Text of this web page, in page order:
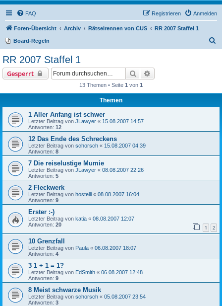
FAQ Anmelden
Registrieren
Foren-Übersicht Archiv Rätselrennen von CUS RR 2007 Staffel 1
Board-Regeln
RR 2007 Staffel 1
Gesperrt Suche
13 Themen • Seite 1 von 1
Themen
1 Aller Anfang ist schwer
Letzter Beitrag von JLawyer « 15.08.2007 14:57
Antworten: 12
12 Das Ende des Schreckens
Letzter Beitrag von schorsch « 15.08.2007 04:39
Antworten: 8
7 Die reiselustige Mumie
Letzter Beitrag von JLawyer « 08.08.2007 22:26
Antworten: 5
2 Fleckwerk
Letzter Beitrag von hostelli « 08.08.2007 16:04
Antworten: 9
Erster :-)
Letzter Beitrag von katia « 08.08.2007 12:07
Antworten: 20 1 2
10 Grenzfall
Letzter Beitrag von Paula « 06.08.2007 18:07
Antworten: 4
3 1 + 1 = 1?
Letzter Beitrag von EdSmith « 06.08.2007 12:48
Antworten: 9
8 Meist schwarze Musik
Letzter Beitrag von schorsch « 05.08.2007 23:54
Antworten: 3